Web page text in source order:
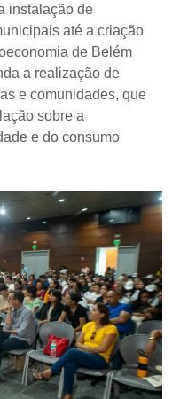
instalação de
até a criação
de Belém
a realização de
e comunidades, que
sobre a
e do consumo